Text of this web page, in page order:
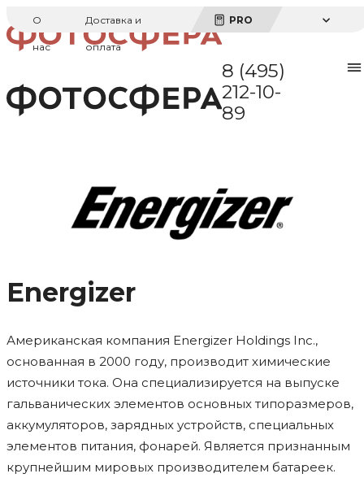
О
нас
Доставка и
оплата
PRO
8 (495)
212-10-
89
Energizer
Американская компания Energizer Holdings Inc.,
основанная в 2000 году, производит химические
источники тока. Она специализируется на выпуске
гальванических элементов основных типоразмеров,
аккумуляторов, зарядных устройств, специальных
элементов питания, фонарей. Является признанным
крупнейшим мировых производителем батареек.